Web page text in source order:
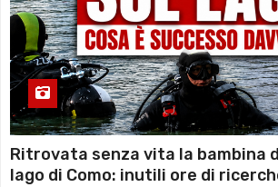
Ritrovata senza vita la bambina
lago di Como: inutili ore di